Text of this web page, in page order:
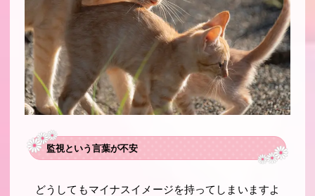
監視という言葉が不安
どうしてもマイナスイメージを持ってしまいますよ